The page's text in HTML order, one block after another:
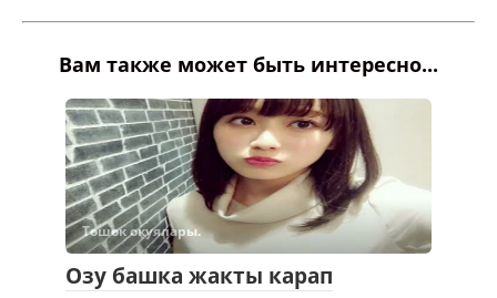
Вам также может быть интересно...
Төшөк окуялары.
Озу башка жакты карап